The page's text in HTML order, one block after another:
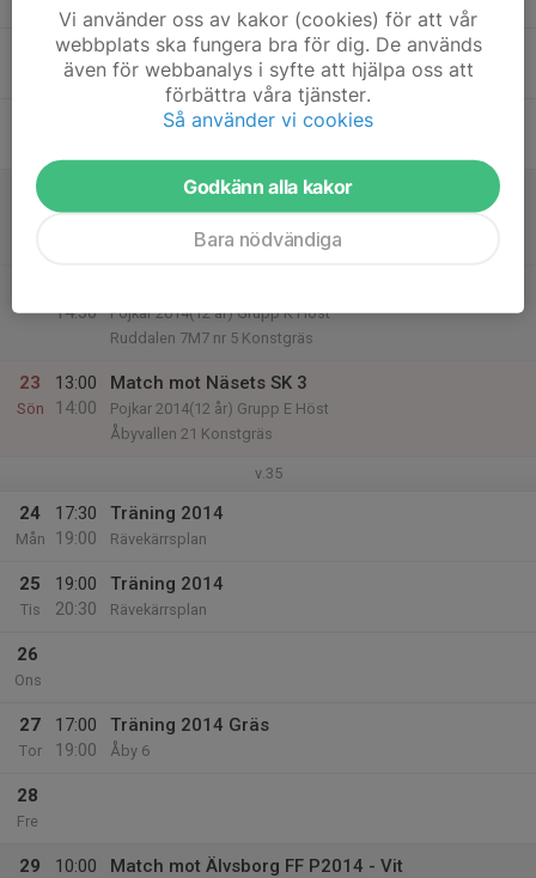
17:00
19:00
Träning 2014 Gräs
Åby 6
22
14:15
Match mot Lindome GIF Vit
Pojkar 2014(12 år) Grupp D Höst
Lindevi 32 Konstgräs
14:30
Pojkar 2014(12 år) Grupp K Höst
Ruddalen 7M7 nr 5 Konstgräs
23
Sön
13:00
14:00
Match mot Näsets SK 3
Pojkar 2014(12 år) Grupp E Höst
Åbyvallen 21 Konstgräs
v.35
24
Mån
17:30
19:00
Träning 2014
Rävekärrsplan
25
Tis
19:00
20:30
Träning 2014
Rävekärrsplan
26
Ons
27
Tor
17:00
19:00
Träning 2014 Gräs
Åby 6
28
Fre
29
10:00
Match mot Älvsborg FF P2014 - Vit
Vi använder oss av kakor (cookies) för att vår
webbplats ska fungera bra för dig. De används
även för webbanalys i syfte att hjälpa oss att
förbättra våra tjänster.
Så använder vi cookies
Godkänn alla kakor
Bara nödvändiga